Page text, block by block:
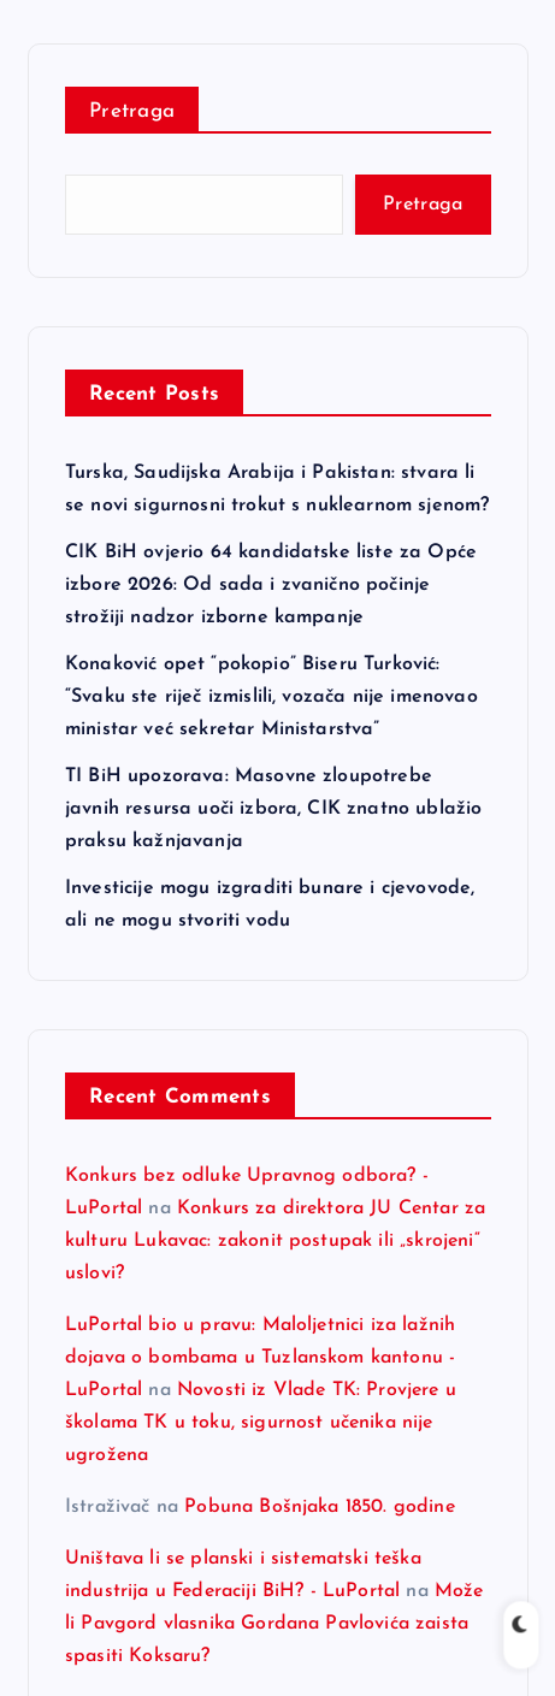
Pretraga
Pretraga
Recent Posts
Turska, Saudijska Arabija i Pakistan: stvara li
se novi sigurnosni trokut s nuklearnom sjenom?
CIK BiH ovjerio 64 kandidatske liste za Opće
izbore 2026: Od sada i zvanično počinje
strožiji nadzor izborne kampanje
Konaković opet “pokopio” Biseru Turković:
“Svaku ste riječ izmislili, vozača nije imenovao
ministar već sekretar Ministarstva”
TI BiH upozorava: Masovne zloupotrebe
javnih resursa uoči izbora, CIK znatno ublažio
praksu kažnjavanja
Investicije mogu izgraditi bunare i cjevovode,
ali ne mogu stvoriti vodu
Recent Comments
Konkurs bez odluke Upravnog odbora? -
LuPortal
na Konkurs za direktora JU Centar za
kulturu Lukavac: zakonit postupak ili „skrojeni“
uslovi?
LuPortal bio u pravu: Maloljetnici iza lažnih
dojava o bombama u Tuzlanskom kantonu -
LuPortal
na Novosti iz Vlade TK: Provjere u
školama TK u toku, sigurnost učenika nije
ugrožena
Istraživač na Pobuna Bošnjaka 1850. godine
Uništava li se planski i sistematski teška
industrija u Federaciji BiH? - LuPortal
na Može
li Pavgord vlasnika Gordana Pavlovića zaista
spasiti Koksaru?